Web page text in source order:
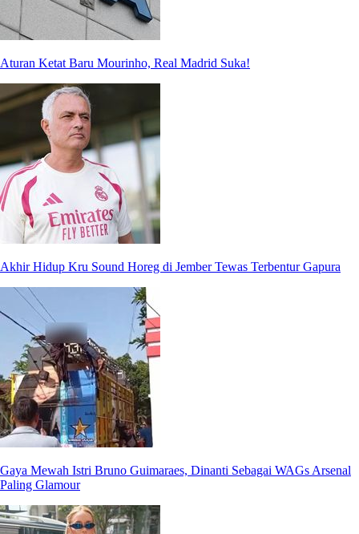
Aturan Ketat Baru Mourinho, Real Madrid Suka!
Akhir Hidup Kru Sound Horeg di Jember Tewas Terbentur Gapura
Gaya Mewah Istri Bruno Guimaraes, Dinanti Sebagai WAGs Arsenal
Paling Glamour